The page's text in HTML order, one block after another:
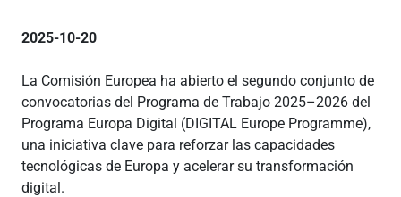
2025-10-20
La Comisión Europea ha abierto el segundo conjunto de
convocatorias del Programa de Trabajo 2025–2026 del
Programa Europa Digital (DIGITAL Europe Programme),
una iniciativa clave para reforzar las capacidades
tecnológicas de Europa y acelerar su transformación
digital.